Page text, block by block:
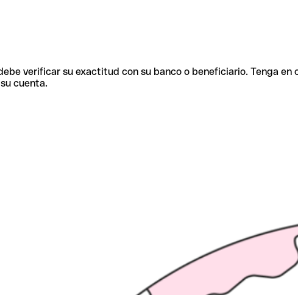
verificar su exactitud con su banco o beneficiario. Tenga en
cuenta.